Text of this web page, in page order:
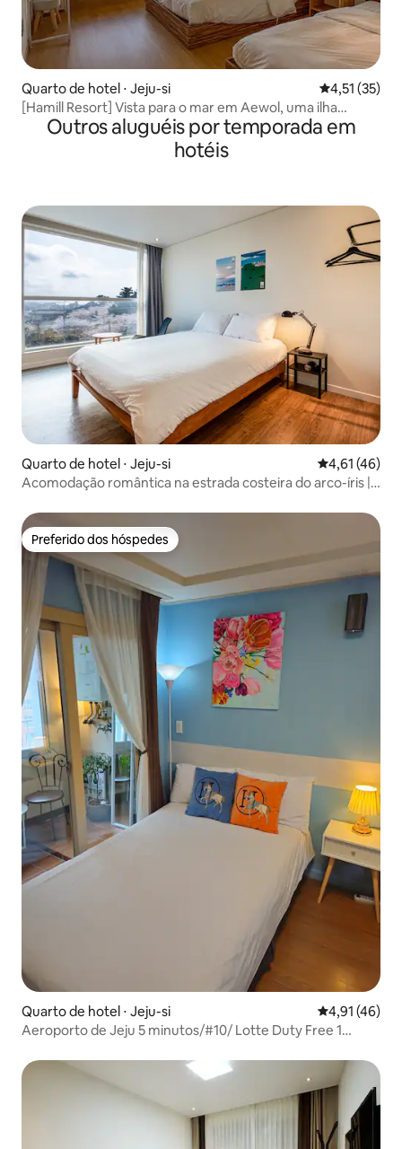
Quarto de hotel ⋅ Jeju-si 4,51 de uma
4,51 (35)
[Hamill Resort] Vista para o mar em Aewol, uma ilha
verdejante | Tranquilidade | Resort aconchegante |
Acomodação para relaxar |
Outros aluguéis por temporada em
hotéis
Quarto de hotel ⋅ Jeju-si 4,61 de uma
4,61 (46)
Acomodação romântica na estrada costeira do arco-íris |
| 1 cama de casal
Preferido dos hóspedes
Preferido dos hóspedes
Quarto de hotel ⋅ Jeju-si 4,91 de uma
4,91 (46)
Aeroporto de Jeju 5 minutos/#10/ Lotte Duty Free 1
Street 3 minutos/ Netflix/ Estacionamento gratuito